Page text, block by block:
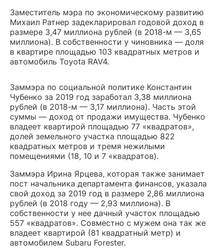
Заместитель мэра по экономическому развитию
Михаил Ратнер задекларировал годовой доход в
размере 3,47 миллиона рублей (в 2018-м — 3,65
миллиона). В собственности у чиновника — доля
в квартире площадью 103 квадратных метров и
автомобиль Toyota RAV4.
Заммэра по социальной политике Константин
Чубенко за 2019 год заработал 3,38 миллиона
рублей (в 2018-м — 3,17 миллиона). Часть этой
суммы — доход от продажи имущества. Чубенко
владеет квартирой площадью 77 «квадратов»,
долей земельного участка площадью 822
квадратных метров и тремя нежилыми
помещениями (18, 10 и 7 «квадратов).
Заммэра Ирина Ярцева, которая также занимает
пост начальника департамента финансов, указала
свой доход за 2019 год в размере 2,86 миллиона
рублей (в 2018 году — 2,93 миллиона). В
собственности у нее дачный участок площадью
557 «квадратов». Совместно с мужем она так же
владеет квартирой (81 квадратный метр) и
автомобилем Subaru Forester.